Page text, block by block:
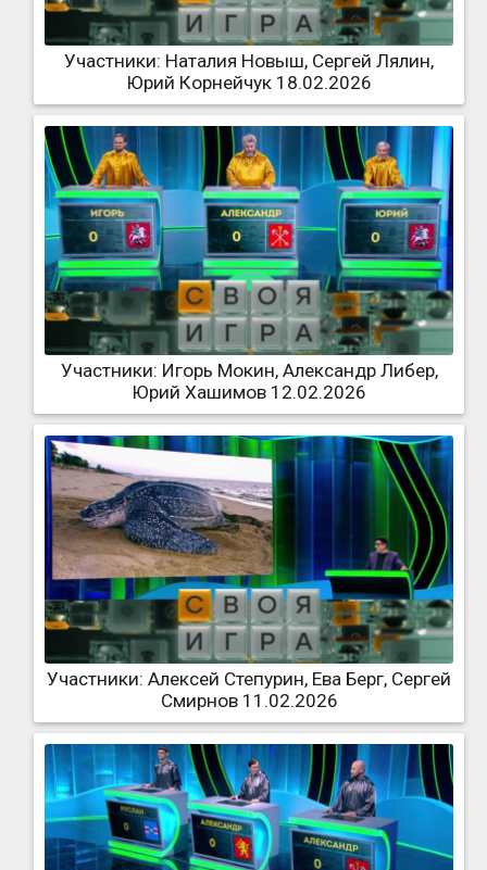
Участники: Наталия Новыш, Сергей Лялин,
Юрий Корнейчук 18.02.2026
Участники: Игорь Мокин, Александр Либер,
Юрий Хашимов 12.02.2026
Участники: Алексей Степурин, Ева Берг, Сергей
Смирнов 11.02.2026